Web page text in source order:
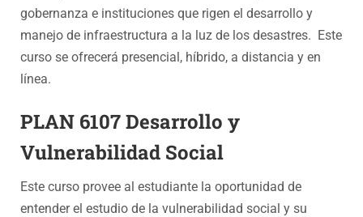
gobernanza e instituciones que rigen el desarrollo y
manejo de infraestructura a la luz de los desastres. Este
curso se ofrecerá presencial, híbrido, a distancia y en
línea.
PLAN 6107 Desarrollo y
Vulnerabilidad Social
Este curso provee al estudiante la oportunidad de
entender el estudio de la vulnerabilidad social y su